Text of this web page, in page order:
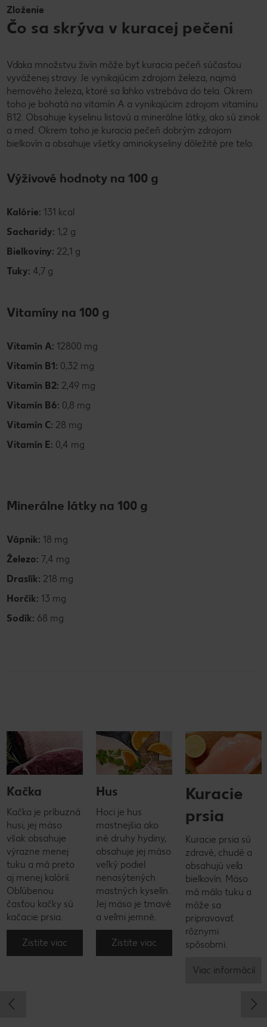
Zloženie
Čo sa skrýva v kuracej pečeni
Vďaka množstvu živín môže byť kuracia pečeň súčasťou
vyváženej stravy. Je vynikajúcim zdrojom železa, najmä
hemového železa, ktoré sa ľahko vstrebáva do tela. Okrem
toho je bohatá na vitamín A a vynikajúcim zdrojom vitamínu
B12. Obsahuje kyselinu listovú a minerálne látky, ako sú zinok
a meď. Okrem toho je kuracia pečeň dobrým zdrojom
bielkovín a obsahuje všetky aminokyseliny dôležité pre telo.
Výživové hodnoty na 100 g
Kalórie: 131 kcal
Sacharidy: 1,2 g
Bielkoviny: 22,1 g
Tuky: 4,7 g
Vitamíny na 100 g
Vitamín A: 12800 mg
Vitamín B1: 0,32 mg
Vitamín B2: 2,49 mg
Vitamín B6: 0,8 mg
Vitamín C: 28 mg
Vitamín E: 0,4 mg
Minerálne látky na 100 g
Vápnik: 18 mg
Železo: 7,4 mg
Draslík: 218 mg
Horčík: 13 mg
Sodík: 68 mg
Kačka
Kačka je príbuzná
husi, jej mäso
však obsahuje
výrazne menej
tuku a má preto
aj menej kalórií.
Obľúbenou
časťou kačky sú
kačacie prsia.
Zistite viac
Hus
Hoci je hus
mastnejšia ako
iné druhy hydiny,
obsahuje jej mäso
veľký podiel
nenasýtených
mastných kyselín.
Jej mäso je tmavé
a veľmi jemné.
Zistite viac
Kuracie
prsia
Kuracie prsia sú
zdravé, chudé a
obsahujú veľa
bielkovín. Mäso
má málo tuku a
môže sa
pripravovať
rôznymi
spôsobmi.
Viac informácií